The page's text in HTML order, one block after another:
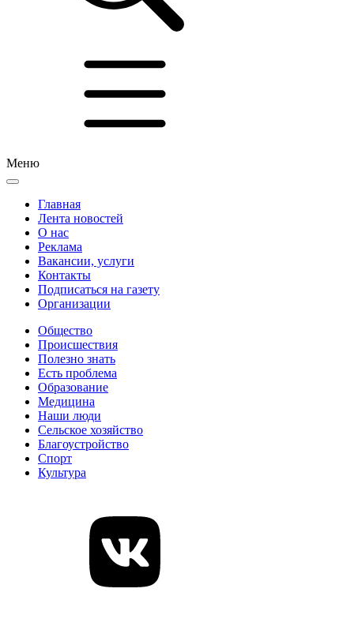
Меню
Главная
Лента новостей
О нас
Реклама
Вакансии, услуги
Контакты
Подписаться на газету
Организации
Общество
Происшествия
Полезно знать
Есть проблема
Образование
Медицина
Наши люди
Сельское хозяйство
Благоустройство
Спорт
Культура